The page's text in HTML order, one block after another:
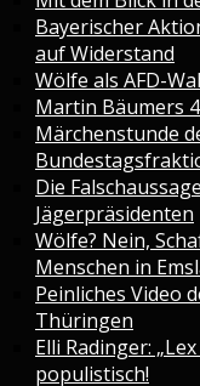
Bayerischer
auf Widerstand
Wölfe als AFD-
Martin Bäumers
Märchenstunde
Die
Jägerpräsidenten
Wölfe? Nein,
Menschen in
Peinliches Video
Thüringen
Elli Radinger:
populistisch!